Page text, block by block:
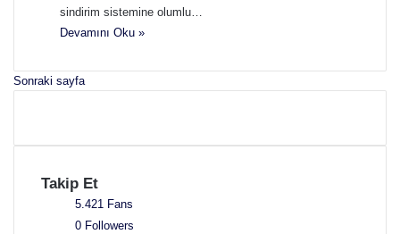
sindirim sistemine olumlu…
Devamını Oku »
Sonraki sayfa
Takip Et
5.421 Fans
0 Followers